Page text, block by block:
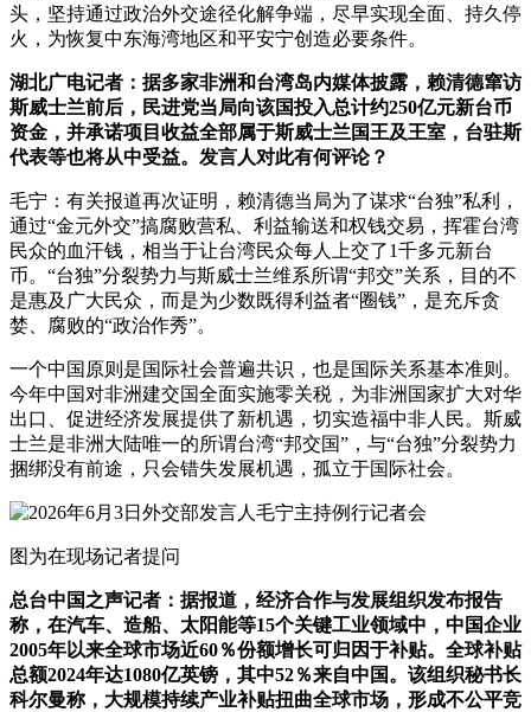
头，坚持通过政治外交途径化解争端，尽早实现全面、持久停
火，为恢复中东海湾地区和平安宁创造必要条件。
湖北广电记者：据多家非洲和台湾岛内媒体披露，赖清德窜访
斯威士兰前后，民进党当局向该国投入总计约250亿元新台币
资金，并承诺项目收益全部属于斯威士兰国王及王室，台驻斯
代表等也将从中受益。发言人对此有何评论？
毛宁：有关报道再次证明，赖清德当局为了谋求“台独”私利，
通过“金元外交”搞腐败营私、利益输送和权钱交易，挥霍台湾
民众的血汗钱，相当于让台湾民众每人上交了1千多元新台
币。“台独”分裂势力与斯威士兰维系所谓“邦交”关系，目的不
是惠及广大民众，而是为少数既得利益者“圈钱”，是充斥贪
婪、腐败的“政治作秀”。
一个中国原则是国际社会普遍共识，也是国际关系基本准则。
今年中国对非洲建交国全面实施零关税，为非洲国家扩大对华
出口、促进经济发展提供了新机遇，切实造福中非人民。斯威
士兰是非洲大陆唯一的所谓台湾“邦交国”，与“台独”分裂势力
捆绑没有前途，只会错失发展机遇，孤立于国际社会。
图为在现场记者提问
总台中国之声记者：据报道，经济合作与发展组织发布报告
称，在汽车、造船、太阳能等15个关键工业领域中，中国企业
2005年以来全球市场近60％份额增长可归因于补贴。全球补贴
总额2024年达1080亿英镑，其中52％来自中国。该组织秘书长
科尔曼称，大规模持续产业补贴扭曲全球市场，形成不公平竞